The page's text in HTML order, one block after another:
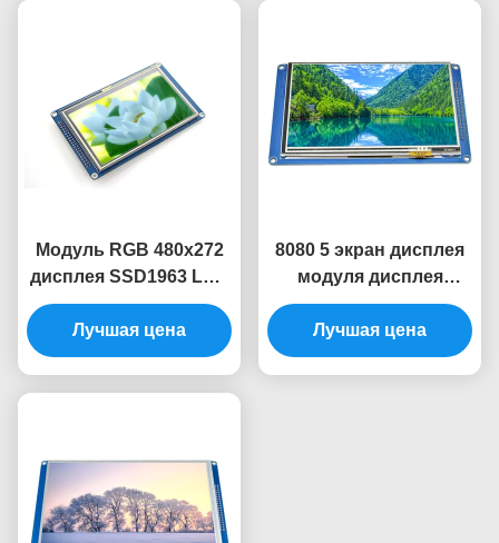
Модуль RGB 480x272
дисплея SSD1963 LCD
модуль Tft Lcd 4,3
дюймов с касанием
Лучшая цена
8080 5 экран дисплея
модуля дисплея
модуля 800x480
SSD1963 TFT дисплея
Lcd дюйма умный
Лучшая цена